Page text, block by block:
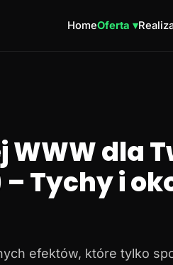
HomeOferta ▾
dla
– Tychy i
efektów, które tylko